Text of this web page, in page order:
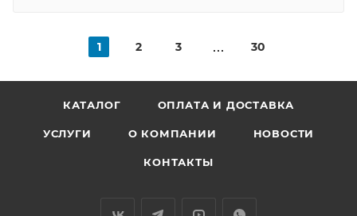
1 2 3 30
КАТАЛОГ ОПЛАТА И ДОСТАВКА
УСЛУГИ О КОМПАНИИ НОВОСТИ
КОНТАКТЫ